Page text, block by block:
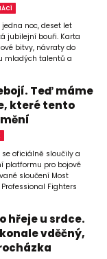
jedna noc, deset let
jubilejní bouři. Karta
bitvy, návraty do
mladých talentů a
Teď máme
které tento
se oficiálně sloučily a
platformu pro bojové
sloučení Most
Fighters
hřeje u srdce.
vděčný,